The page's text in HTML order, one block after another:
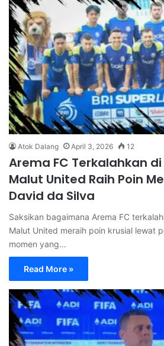
Atok Dalang April 3, 2026 12
Arema FC Terkalahkan
Malut United Raih Poin
David da Silva
Saksikan bagaimana Arema FC
Malut United meraih poin krusial lewat
momen yang…
Read More »